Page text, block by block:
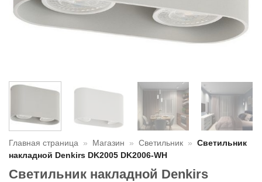
Главная страница » Магазин » Светильник »
Светильник
накладной Denkirs DK2005 DK2006-WH
Светильник накладной Denkirs